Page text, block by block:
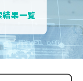
結果一覧